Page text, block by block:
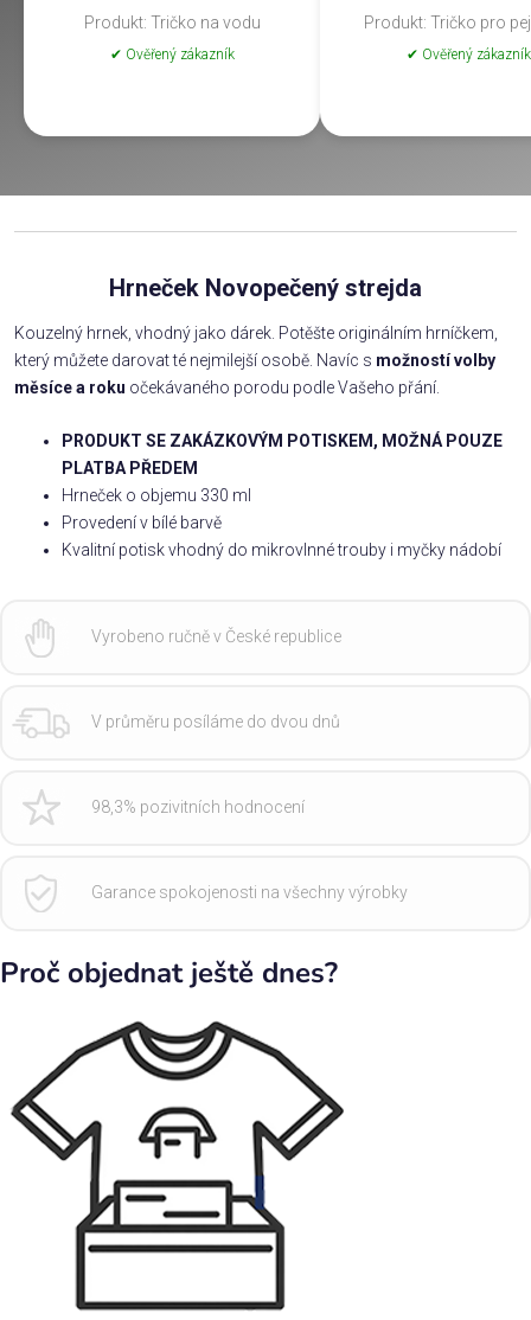
Produkt: Tričko na vodu
✔ Ověřený zákazník
Produkt: Tričko pro
✔ Ověřený zákazník
Hrneček Novopečený strejda
Kouzelný hrnek, vhodný jako dárek. Potěšte originálním hrníčkem,
který můžete darovat té nejmilejší osobě. Navíc s možností volby
měsíce a roku očekávaného porodu podle Vašeho přání.
PRODUKT SE ZAKÁZKOVÝM POTISKEM, MOŽNÁ POUZE
PLATBA PŘEDEM
Hrneček o objemu 330 ml
Provedení v bílé barvě
Kvalitní potisk vhodný do mikrovlnné trouby i myčky nádobí
Vyrobeno ručně v České republice
V průměru posíláme do dvou dnů
98,3% pozivitních hodnocení
Garance spokojenosti na všechny výrobky
Proč objednat ještě dnes?